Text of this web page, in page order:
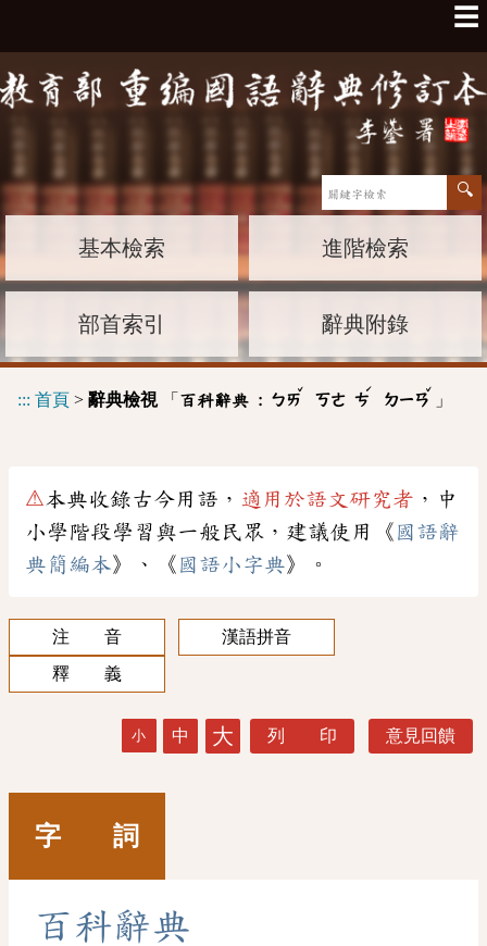
☰
基本檢索 進階檢索
部首索引 辭典附錄
::: 首頁 > 辭典檢視「 百科辭典 : ㄅㄞ
ˇ
ㄎㄜ ㄘ
ˊ
ㄉㄧㄢ
ˇ
」
⚠本典收錄古今用語， 適用於語文研究者 ，中
小學階段學習與一般民眾，建議使用《 國語辭
典簡編本》、《 國語小字典》。
注 音
漢語拼音
釋 義
小 中 大 列 印 意見回饋
字 詞
百科辭典